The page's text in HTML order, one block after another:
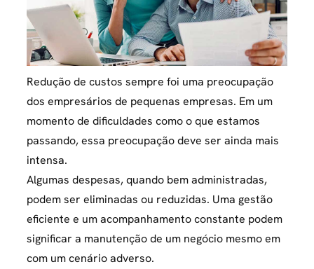
Redução de custos sempre foi uma preocupação
dos empresários de pequenas empresas. Em um
momento de dificuldades como o que estamos
passando, essa preocupação deve ser ainda mais
intensa.
Algumas despesas, quando bem administradas,
podem ser eliminadas ou reduzidas. Uma gestão
eficiente e um acompanhamento constante podem
significar a manutenção de um negócio mesmo em
com um cenário adverso.